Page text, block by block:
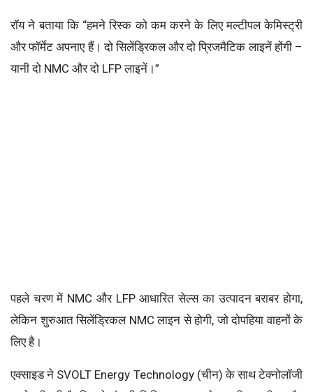
रॉय ने बताया कि “हमने रिस्क को कम करने के लिए मल्टीपल केमिस्ट्री
और फॉर्मेट अपनाए हैं। दो सिलेंड्रिकल और दो प्रिजमैटिक लाइनें होंगी –
यानी दो NMC और दो LFP लाइनें।”
पहले चरण में NMC और LFP आधारित सेल्स का उत्पादन बराबर होगा,
लेकिन शुरुआत सिलेंड्रिकल NMC लाइन से होगी, जो दोपहिया वाहनों के
लिए है।
एक्साइड ने SVOLT Energy Technology (चीन) के साथ टेक्नोलॉजी